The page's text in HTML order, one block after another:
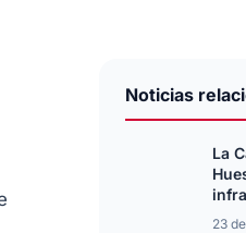
Noticias
La
23